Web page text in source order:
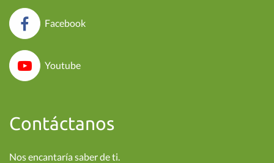
Facebook
Youtube
Contáctanos
Nos encantaría saber de ti.